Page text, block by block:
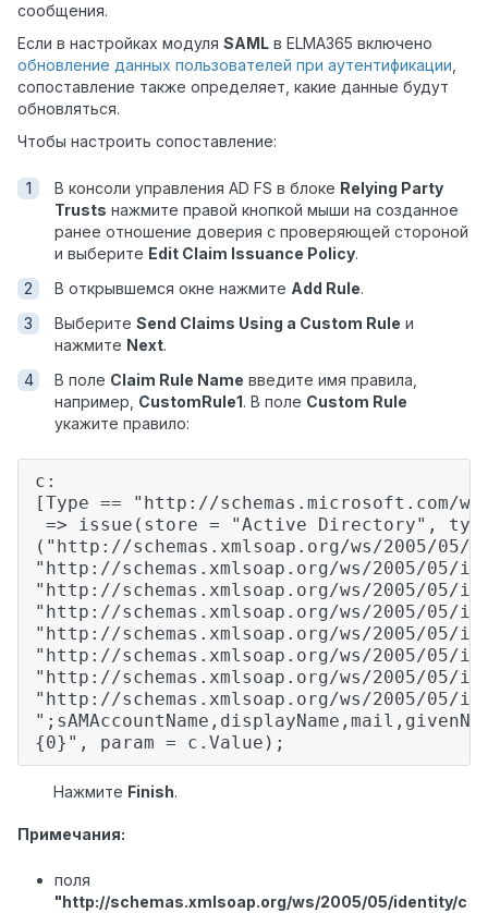
сообщения.
Если в настройках модуля SAML в ELMA365 включено
обновление данных пользователей при аутентификации,
сопоставление также определяет, какие данные будут
обновляться.
Чтобы настроить сопоставление:
В консоли управления AD FS в блоке Relying Party
Trusts нажмите правой кнопкой мыши на созданное
ранее отношение доверия с проверяющей стороной
и выберите Edit Claim Issuance Policy.
В открывшемся окне нажмите Add Rule.
Выберите Send Claims Using a Custom Rule и
нажмите Next.
В поле Claim Rule Name введите имя правила,
например, CustomRule1. В поле Custom Rule
укажите правило:
c:
[Type == "http://schemas.microsoft.com/
=> issue(store = "Active Directory",
("http://schemas.xmlsoap.org/ws/2005/05/
"http://schemas.xmlsoap.org/ws/2005/05/
"http://schemas.xmlsoap.org/ws/2005/
"http://schemas.xmlsoap.org/ws/2005/05/
"http://schemas.xmlsoap.org/ws/2005/
"http://schemas.xmlsoap.org/ws/2005/05/
"http://schemas.xmlsoap.org/ws/2005/
"http://schemas.xmlsoap.org/ws/2005/
{0}", param = c.Value);
Нажмите Finish.
Примечания:
поля
"http://schemas.xmlsoap.org/ws/2005/05/identity/c